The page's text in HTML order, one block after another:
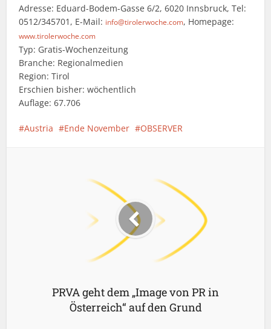
Adresse: Eduard-Bodem-Gasse 6/2, 6020 Innsbruck, Tel:
0512/345701, E-Mail: info@tirolerwoche.com, Homepage:
www.tirolerwoche.com
Typ: Gratis-Wochenzeitung
Branche: Regionalmedien
Region: Tirol
Erschien bisher: wöchentlich
Auflage: 67.706
Austria Ende November OBSERVER
PRVA geht dem „Image von PR in
Österreich“ auf den Grund